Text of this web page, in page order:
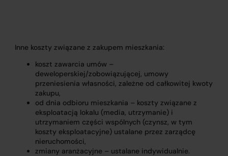
Inne koszty związane z zakupem mieszkania:
koszt zawarcia umów –
deweloperskiej/zobowiązującej, umowy
przeniesienia własności, zależne od całkowitej kwoty
zakupu,
od dnia odbioru mieszkania – koszty związane z
eksploatacją lokalu (media, utrzymanie) i
utrzymaniem części wspólnych (czynsz, w tym
koszty eksploatacyjne) ustalane przez zarządcę
nieruchomości,
zmiany aranżacyjne – ustalane indywidualnie.